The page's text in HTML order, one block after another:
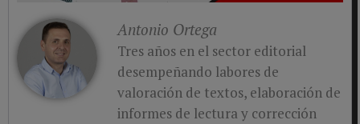
Antonio Ortega
Tres años en el sector editorial
desempeñando labores de
valoración de textos, elaboración de
informes de lectura y corrección